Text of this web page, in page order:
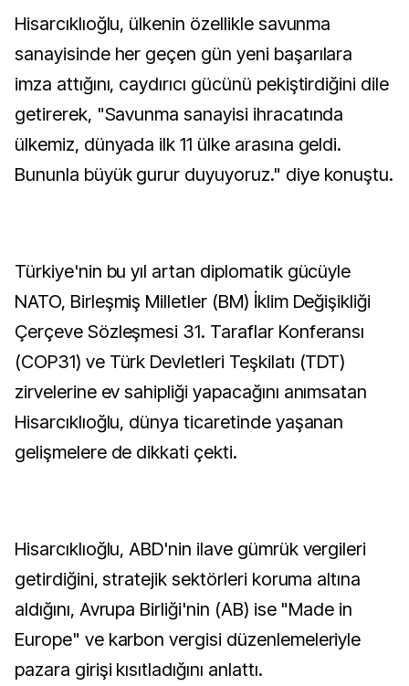
Hisarcıklıoğlu, ülkenin özellikle savunma
sanayisinde her geçen gün yeni başarılara
imza attığını, caydırıcı gücünü pekiştirdiğini dile
getirerek, "Savunma sanayisi ihracatında
ülkemiz, dünyada ilk 11 ülke arasına geldi.
Bununla büyük gurur duyuyoruz." diye konuştu.
Türkiye'nin bu yıl artan diplomatik gücüyle
NATO, Birleşmiş Milletler (BM) İklim Değişikliği
Çerçeve Sözleşmesi 31. Taraflar Konferansı
(COP31) ve Türk Devletleri Teşkilatı (TDT)
zirvelerine ev sahipliği yapacağını anımsatan
Hisarcıklıoğlu, dünya ticaretinde yaşanan
gelişmelere de dikkati çekti.
Hisarcıklıoğlu, ABD'nin ilave gümrük vergileri
getirdiğini, stratejik sektörleri koruma altına
aldığını, Avrupa Birliği'nin (AB) ise "Made in
Europe" ve karbon vergisi düzenlemeleriyle
pazara girişi kısıtladığını anlattı.